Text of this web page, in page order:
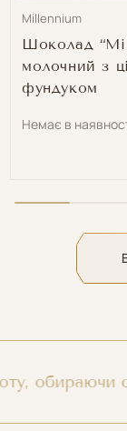
Продавець:
Millennium
Шоколад
молочний з
фундуком
Немає в